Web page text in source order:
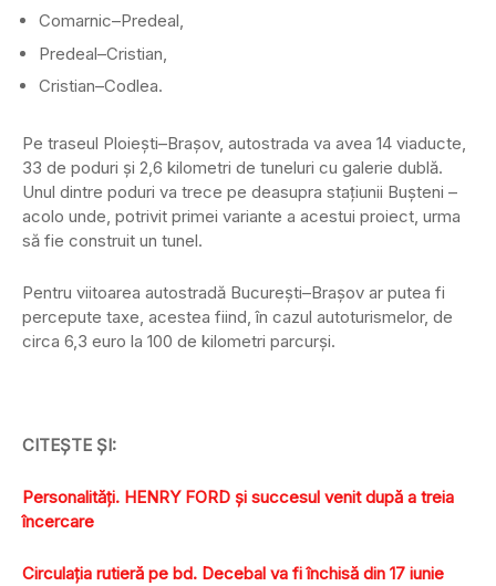
Comarnic–Predeal,
Predeal–Cristian,
Cristian–Codlea.
Pe traseul Ploieşti–Braşov, autostrada va avea 14 viaducte,
33 de poduri şi 2,6 kilometri de tuneluri cu galerie dublă.
Unul dintre poduri va trece pe deasupra staţiunii Buşteni –
acolo unde, potrivit primei variante a acestui proiect, urma
să fie construit un tunel.
Pentru viitoarea autostradă Bucureşti–Braşov ar putea fi
percepute taxe, acestea fiind, în cazul autoturismelor, de
circa 6,3 euro la 100 de kilometri parcurşi.
CITEŞTE ŞI:
Personalităţi. HENRY FORD şi succesul venit după a treia
încercare
Circulaţia rutieră pe bd. Decebal va fi închisă din 17 iunie